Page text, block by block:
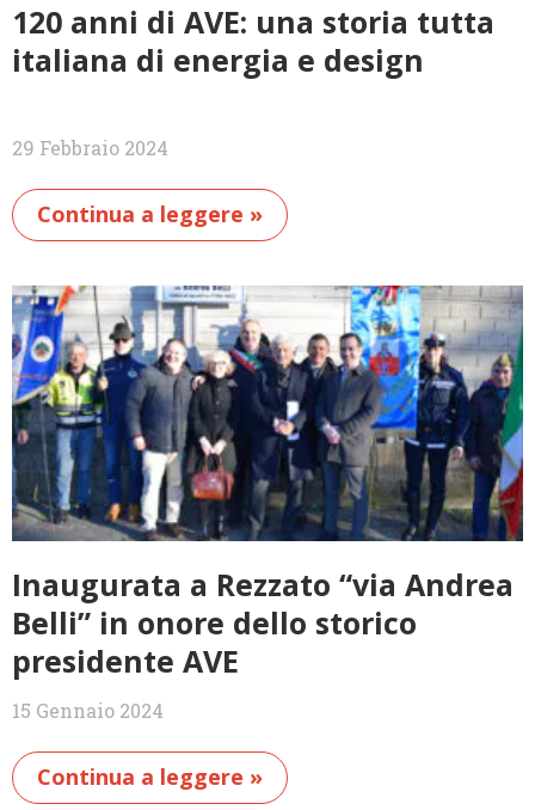
120 anni di AVE: una storia tutta
italiana di energia e design
29 Febbraio 2024
Continua a leggere »
Inaugurata a Rezzato “via Andrea
Belli” in onore dello storico
presidente AVE
15 Gennaio 2024
Continua a leggere »